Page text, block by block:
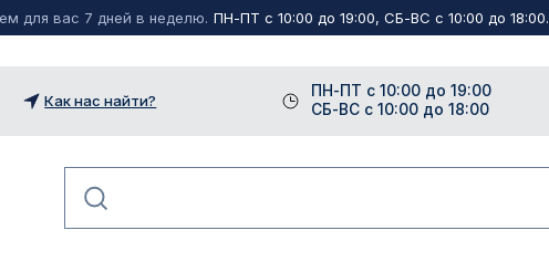
для вас 7 дней в неделю. ПН-ПТ с 10:00 до 19:00, СБ-ВС с 10:00 до 18:00.
Как нас найти?
ПН-ПТ с 10:00 до 19:00
СБ-ВС с 10:00 до 18:00